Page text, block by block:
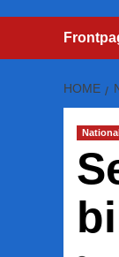
HOME